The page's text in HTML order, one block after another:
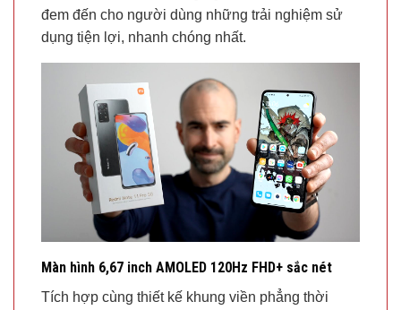
đem đến cho người dùng những trải nghiệm sử
dụng tiện lợi, nhanh chóng nhất.
Màn hình 6,67 inch AMOLED 120Hz FHD+ sắc nét
Tích hợp cùng thiết kế khung viền phẳng thời